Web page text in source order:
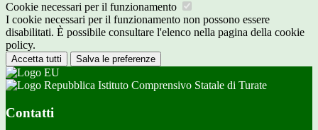
Cookie necessari per il funzionamento
I cookie necessari per il funzionamento non possono essere
disabilitati. È possibile consultare l'elenco nella pagina della cookie
policy.
Accetta tutti Salva le preferenze
Istituto Comprensivo Statale di Turate
Contatti